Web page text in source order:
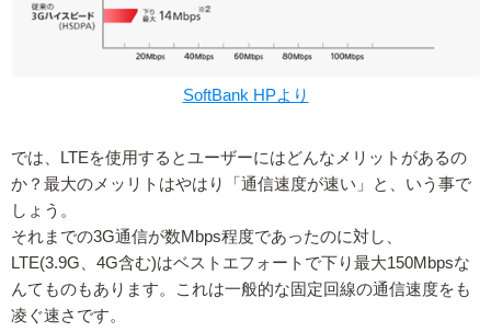
SoftBank HPより
では、LTEを使用するとユーザーにはどんなメリットがあるの
か？最大のメッリトはやはり「通信速度が速い」と、いう事で
しょう。
それまでの3G通信が数Mbps程度であったのに対し、
LTE(3.9G、4G含む)はベストエフォートで下り最大150Mbpsな
んてものもあります。これは一般的な固定回線の通信速度をも
凌ぐ速さです。